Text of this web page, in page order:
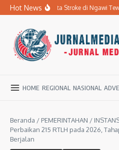
Lewati ke konten
Hot News
Ibu Penderita Stroke di Ngawi
HOME REGIONAL NASIONAL
Beranda / PEMERINTAHAN /
Perbaikan 215 RTLH pada 2026,
Berjalan